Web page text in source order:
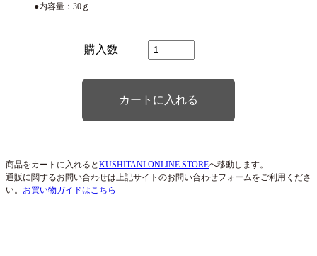
●内容量：30ｇ
購入数
商品をカートに入れると KUSHITANI ONLINE STOREへ移動します。
通販に関するお問い合わせは上記サイトのお問い合わせフォームをご利用くださ
い。 お買い物ガイドはこちら